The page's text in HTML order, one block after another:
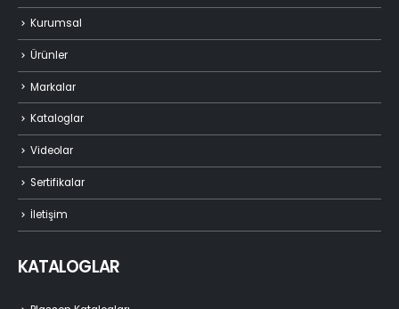
Kurumsal
Ürünler
Markalar
Kataloglar
Videolar
Sertifikalar
İletişim
KATALOGLAR